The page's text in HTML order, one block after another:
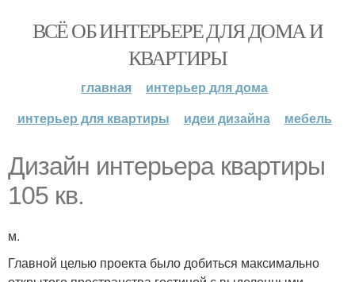
ВСЁ ОБ ИНТЕРЬЕРЕ ДЛЯ ДОМА И
КВАРТИРЫ
главная
интерьер для дома
интерьер для квартиры
идеи дизайна мебель
Дизайн интерьера квартиры
105 кв.
м.
Главной целью проекта было добиться максимально